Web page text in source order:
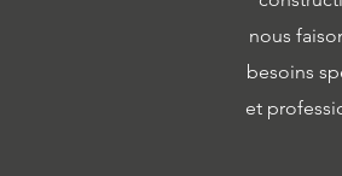
nous
besoins
et